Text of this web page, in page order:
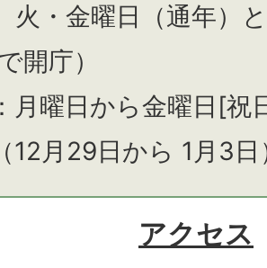
火・金曜日（通年）と
開庁）
月曜日から金曜日[祝
12月29日から 1月3
アクセス